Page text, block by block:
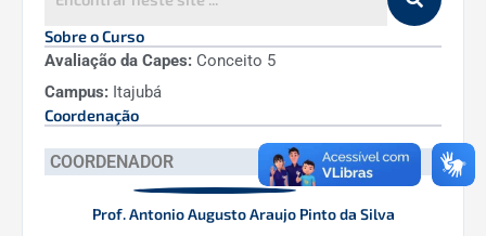
Sobre o Curso
Avaliação da Capes: Conceito 5
Campus: Itajubá
Coordenação
COORDENADOR
Prof. Antonio Augusto Araujo Pinto da Silva